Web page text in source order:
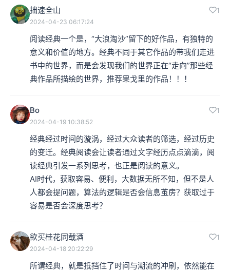
拙速全山 1
2024-04-23 06:17:24
阅读经典一个是，“大浪淘沙”留下的好作品，有独特的
意义和价值的地方。经典不同于其它作品的带我们走进
书中的世界，而是会发现我们的世界正在“走向”那些经
典作品所描绘的世界，推荐果戈里的作品！！！
Bo 1
2024-04-19 10:38:52
经典经过时间的漩涡，经过大众读者的筛选，经过历史
的变迁。经典阅读会让读者通过文字经历点点滴滴，阅
读经典引发一系列思考，也正是阅读的意义。
AI时代，获取容易、便利，大数据无所不知，但不是人
人都会提问题，算法的逻辑是否会信息茧房？获取过于
容易是否会深度思考？
欲买桂花同载酒 1
2024-04-18 20:22:29
所谓经典，就是抵挡住了时间与潮流的冲刷，依然能在